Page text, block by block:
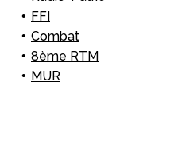
FFI
Combat
8ème RTM
MUR